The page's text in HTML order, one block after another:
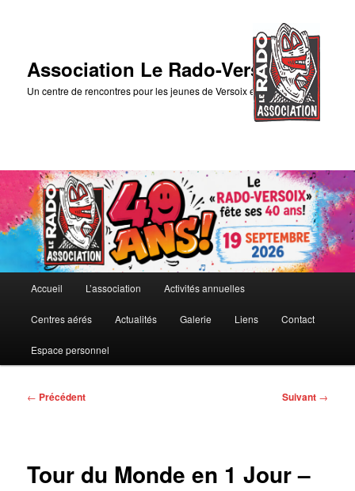
Association Le Rado-Versoix
Un centre de rencontres pour les jeunes de Versoix et des environs
principal
Aller
au
contenu
principal
Accueil L’association Activités annuelles
Centres aérés Actualités Galerie Liens Contact
Espace personnel
Navigation
← Précédent Suivant →
Tour du Monde en 1 Jour –